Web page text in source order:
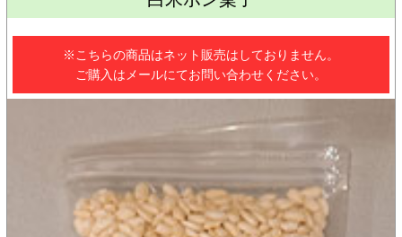
※こちらの商品はネット販売はしておりません。
ご購入はメールにてお問い合わせください。